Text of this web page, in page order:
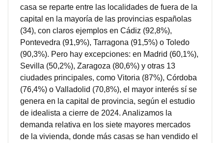
casa se reparte entre las localidades de fuera de la
capital en la mayoría de las provincias españolas
(34), con claros ejemplos en Cádiz (92,8%),
Pontevedra (91,9%), Tarragona (91,5%) o Toledo
(90,3%). Pero hay excepciones: en Madrid (60,1%),
Sevilla (50,2%), Zaragoza (80,6%) y otras 13
ciudades principales, como Vitoria (87%), Córdoba
(76,4%) o Valladolid (70,8%), el mayor interés sí se
genera en la capital de provincia, según el estudio
de idealista a cierre de 2024. Analizamos la
demanda relativa en los siete mayores mercados
de la vivienda, donde más casas se han vendido el